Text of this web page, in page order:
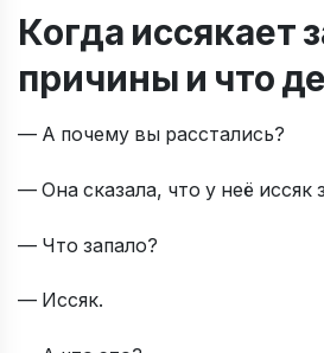
Когда иссякает
причины и что
— А почему вы расстались?
— Она сказала, что у неë иссяк
— Что запало?
— Иссяк.